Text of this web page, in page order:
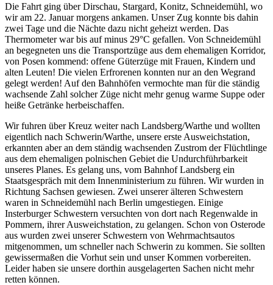
Die Fahrt ging über Dirschau, Stargard, Konitz, Schneidemühl, wo
wir am 22. Januar morgens ankamen. Unser Zug konnte bis dahin
zwei Tage und die Nächte dazu nicht geheizt werden. Das
Thermometer war bis auf minus 29°C gefallen. Von Schneidemühl
an begegneten uns die Transportzüge aus dem ehemaligen Korridor,
von Posen kommend: offene Güterzüge mit Frauen, Kindern und
alten Leuten! Die vielen Erfrorenen konnten nur an den Wegrand
gelegt werden! Auf den Bahnhöfen vermochte man für die ständig
wachsende Zahl solcher Züge nicht mehr genug warme Suppe oder
heiße Getränke herbeischaffen.
Wir fuhren über Kreuz weiter nach Landsberg/Warthe und wollten
eigentlich nach Schwerin/Warthe, unsere erste Ausweichstation,
erkannten aber an dem ständig wachsenden Zustrom der Flüchtlinge
aus dem ehemaligen polnischen Gebiet die Undurchführbarkeit
unseres Planes. Es gelang uns, vom Bahnhof Landsberg ein
Staatsgespräch mit dem Innenministerium zu führen. Wir wurden in
Richtung Sachsen gewiesen. Zwei unserer älteren Schwestern
waren in Schneidemühl nach Berlin umgestiegen. Einige
Insterburger Schwestern versuchten von dort nach Regenwalde in
Pommern, ihrer Ausweichstation, zu gelangen. Schon von Osterode
aus wurden zwei unserer Schwestern von Wehrmachtsautos
mitgenommen, um schneller nach Schwerin zu kommen. Sie sollten
gewissermaßen die Vorhut sein und unser Kommen vorbereiten.
Leider haben sie unsere dorthin ausgelagerten Sachen nicht mehr
retten können.